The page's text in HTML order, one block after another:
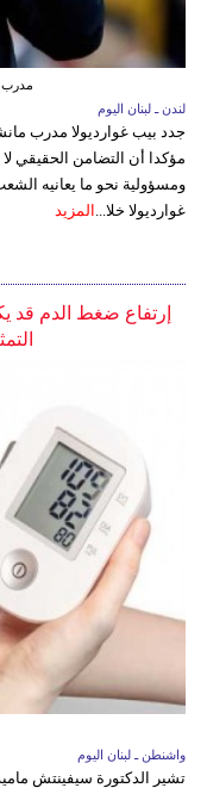
مدرب
لندن ـ لبنان اليوم
جدد بيب غوارديولا مدرب
مؤكدا أن التضامن الحقيقي
ومسؤولية نحو ما يعانيه
غوارديولا خلا...
المزيد
إرتفاع ضغط الدم قد
واشنطن ـ لبنان اليوم
تشير الدكتورة سيفينتش